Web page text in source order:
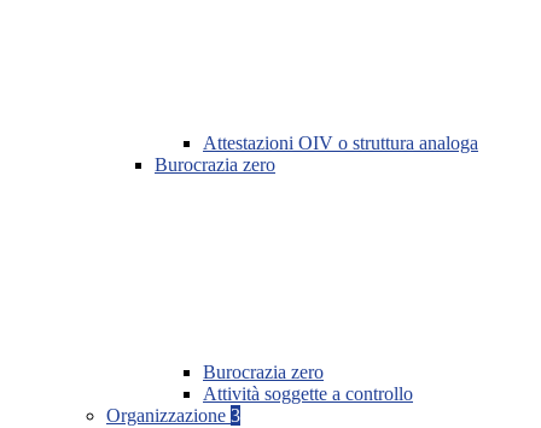
Attestazioni OIV o struttura analoga
Burocrazia zero
Burocrazia zero
Attività soggette a controllo
Organizzazione 3